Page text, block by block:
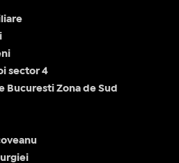
sector 4
Zona de Sud